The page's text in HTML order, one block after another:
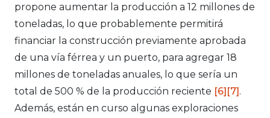
propone aumentar la producción a 12 millones de
toneladas, lo que probablemente permitirá
financiar la construcción previamente aprobada
de una vía férrea y un puerto, para agregar 18
millones de toneladas anuales, lo que sería un
total de 500 % de la producción reciente [6][7].
Además, están en curso algunas exploraciones